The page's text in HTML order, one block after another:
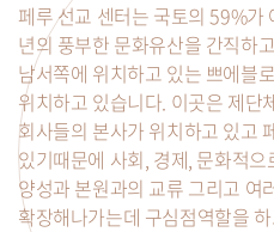
페루 선교 센터는 국토의 59%
년의 풍부한 문화유산을 간직하
남서쪽에 위치하고 있는 쁘에블
위치하고 있습니다. 이곳은 제단
회사들의 본사가 위치하고 있고
있기때문에 사회, 경제, 문화적
양성과 본원과의 교류 그리고 여
확장해나가는데 구심점역할을